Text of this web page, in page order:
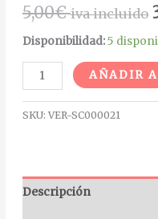
5,00€ iva incluido
Disponibilidad:5
AÑADIR
SKU: VER-SC000021
Descripción